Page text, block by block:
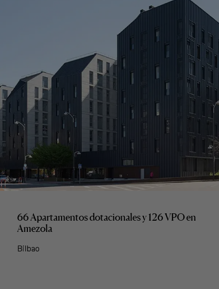
66 Apartamentos dotacionales y 126 VPO en
Amezola
Bilbao